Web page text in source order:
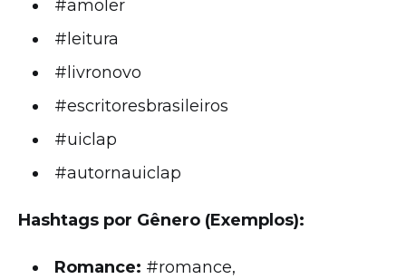
#amoler
#leitura
#livronovo
#escritoresbrasileiros
#uiclap
#autornauiclap
Hashtags por Gênero (Exemplos):
Romance: #romance,